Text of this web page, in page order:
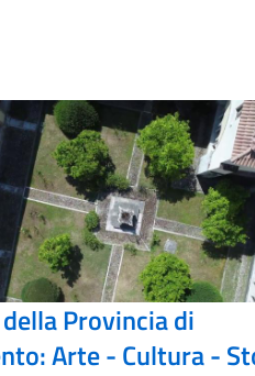
Provincia di
Arte - Cultura -